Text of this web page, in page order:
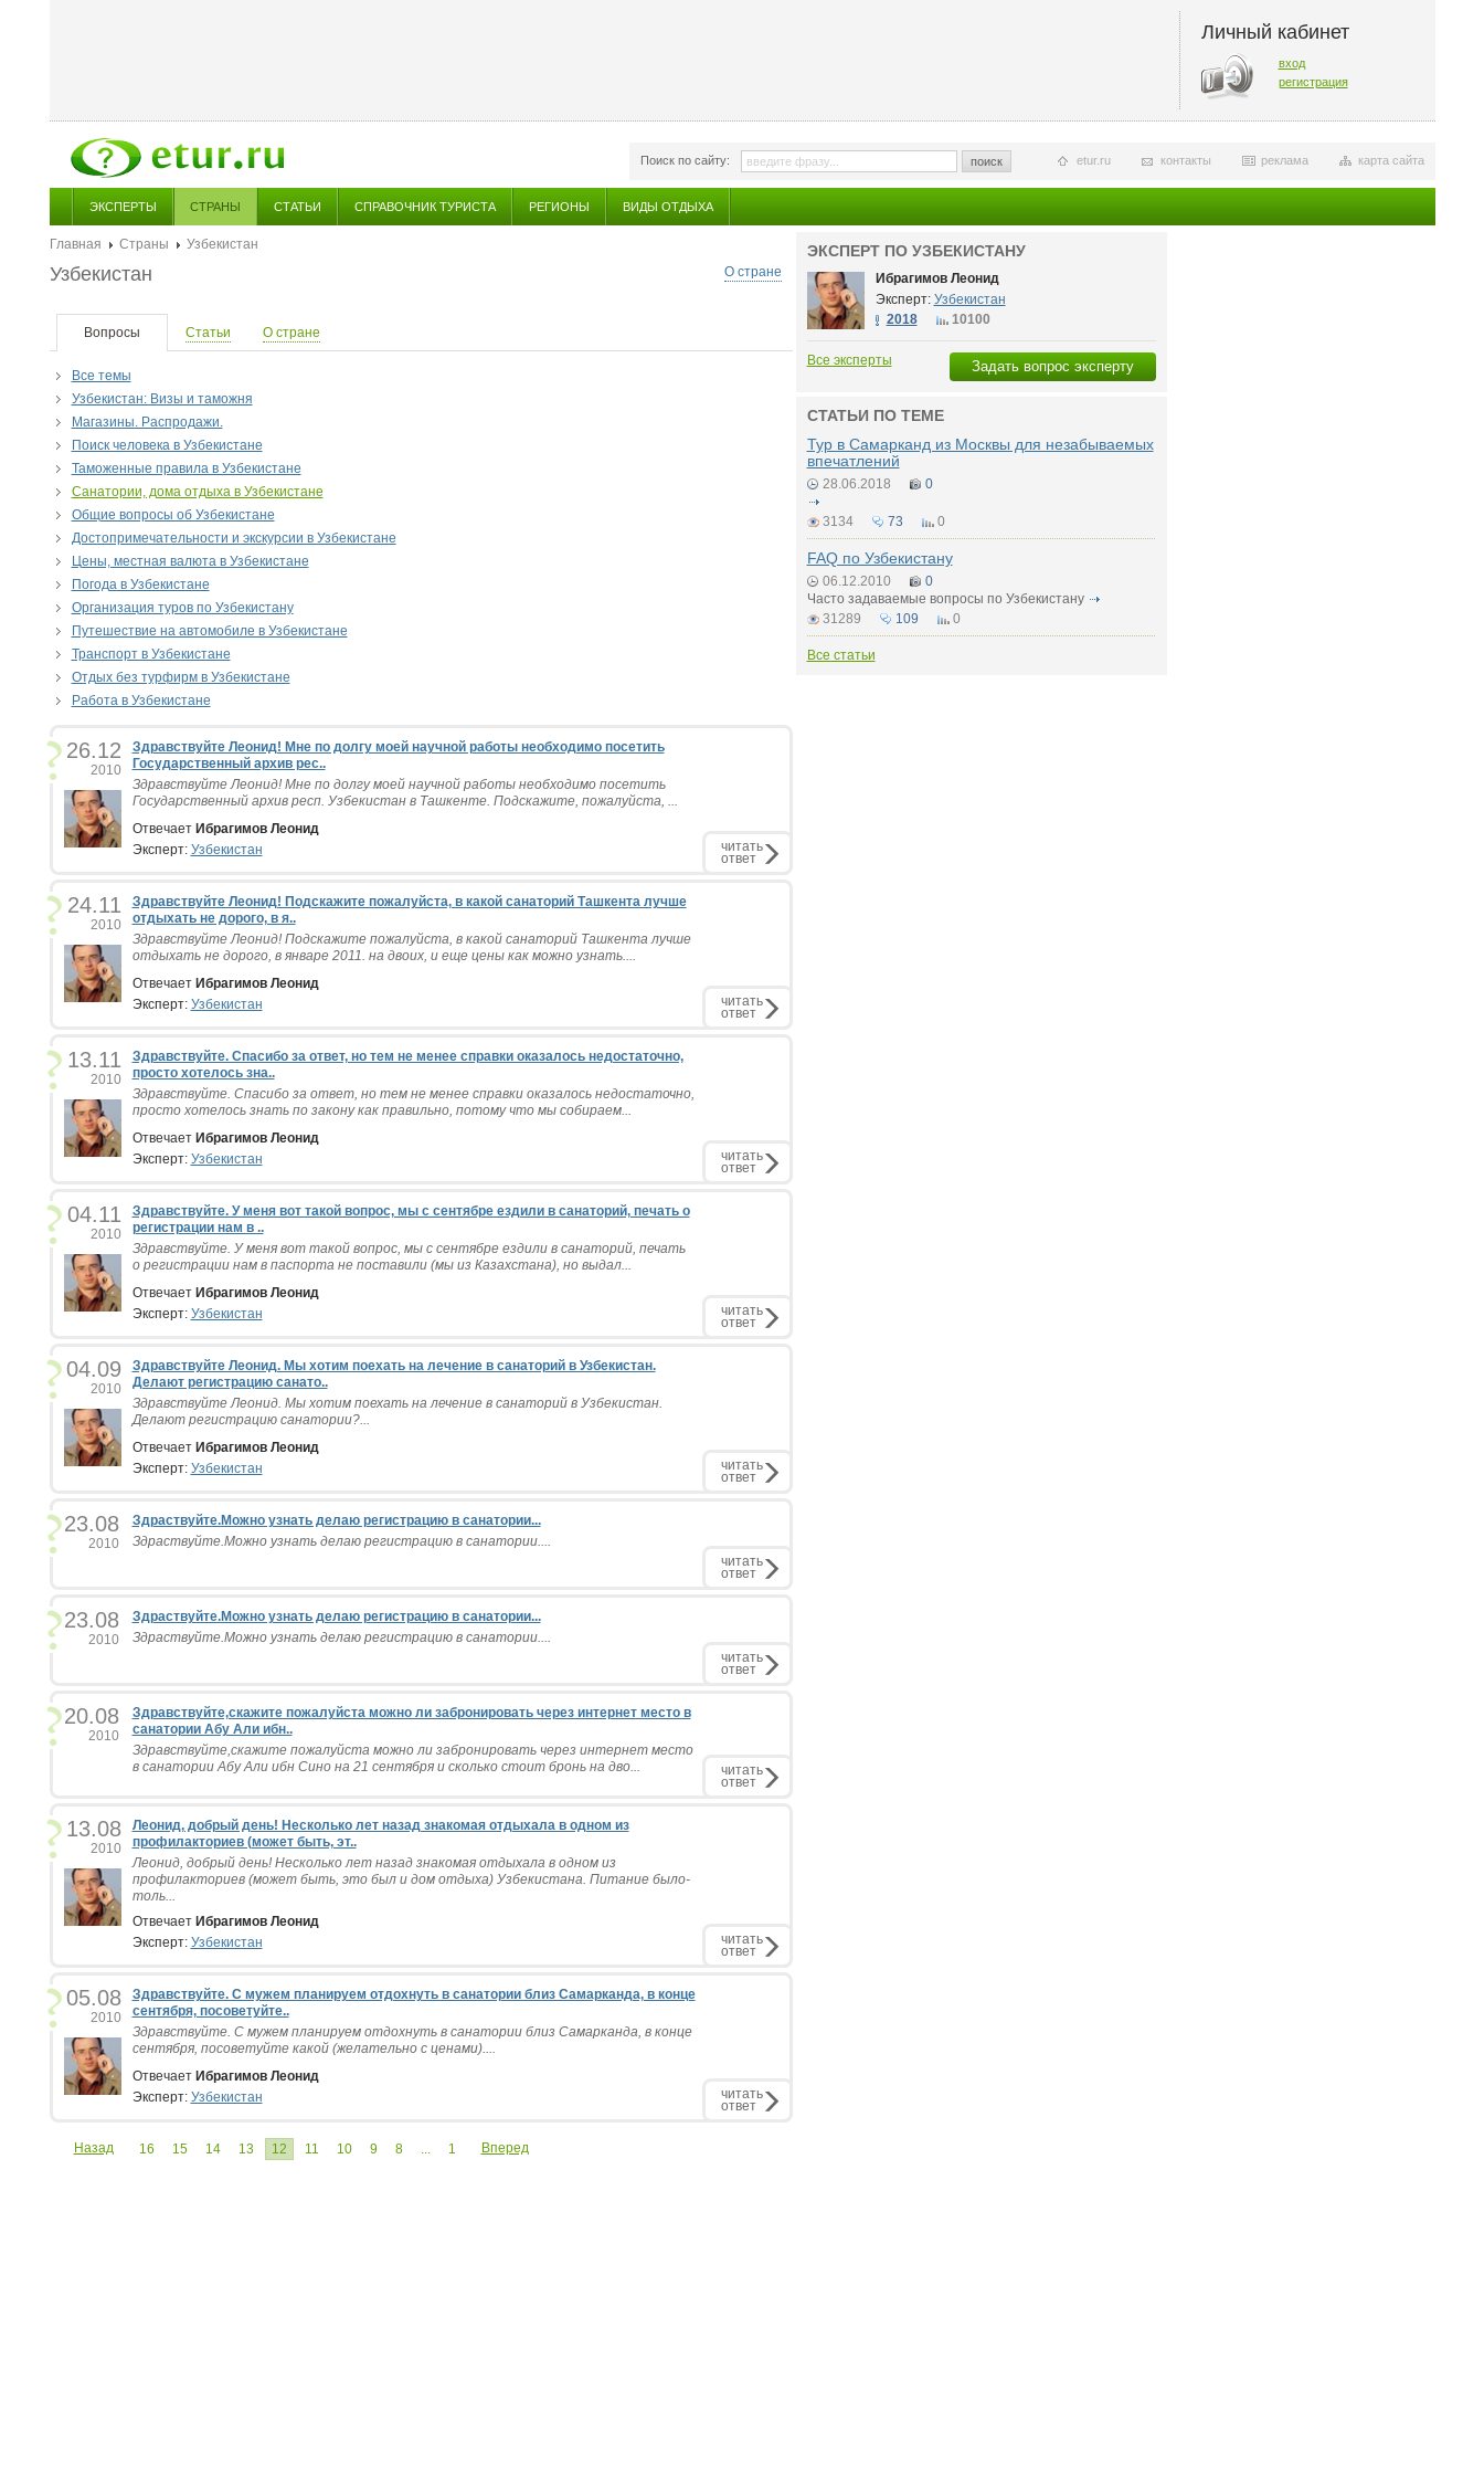
Личный кабинет
вход
регистрация
Поиск по сайту: поиск карта сайта
реклама
контакты
etur.ru
ЭКСПЕРТЫ СТРАНЫ СТАТЬИ СПРАВОЧНИК ТУРИСТА РЕГИОНЫ ВИДЫ ОТДЫХА
Главная Страны
Узбекистан
О стране
Узбекистан
Вопросы Статьи О стране
Все темы
Узбекистан: Визы и таможня
Магазины. Распродажи.
Поиск человека в Узбекистане
Таможенные правила в Узбекистане
Санатории, дома отдыха в Узбекистане
Общие вопросы об Узбекистане
Достопримечательности и экскурсии в Узбекистане
Цены, местная валюта в Узбекистане
Погода в Узбекистане
Организация туров по Узбекистану
Путешествие на автомобиле в Узбекистане
Транспорт в Узбекистане
Отдых без турфирм в Узбекистане
Работа в Узбекистане
26.12
2010
Здравствуйте Леонид! Мне по долгу моей научной работы необходимо посетить
Государственный архив рес..
Здравствуйте Леонид! Мне по долгу моей научной работы необходимо посетить
Государственный архив респ. Узбекистан в Ташкенте. Подскажите, пожалуйста, ...
Отвечает Ибрагимов Леонид
Эксперт: Узбекистан читать
ответ
24.11
2010
Здравствуйте Леонид! Подскажите пожалуйста, в какой санаторий Ташкента лучше
отдыхать не дорого, в я..
Здравствуйте Леонид! Подскажите пожалуйста, в какой санаторий Ташкента лучше
отдыхать не дорого, в январе 2011. на двоих, и еще цены как можно узнать....
Отвечает Ибрагимов Леонид
Эксперт: Узбекистан читать
ответ
13.11
2010
Здравствуйте. Спасибо за ответ, но тем не менее справки оказалось недостаточно,
просто хотелось зна..
Здравствуйте. Спасибо за ответ, но тем не менее справки оказалось недостаточно,
просто хотелось знать по закону как правильно, потому что мы собираем...
Отвечает Ибрагимов Леонид
Эксперт: Узбекистан читать
ответ
04.11
2010
Здравствуйте. У меня вот такой вопрос, мы с сентябре ездили в санаторий, печать о
регистрации нам в ..
Здравствуйте. У меня вот такой вопрос, мы с сентябре ездили в санаторий, печать
о регистрации нам в паспорта не поставили (мы из Казахстана), но выдал...
Отвечает Ибрагимов Леонид
Эксперт: Узбекистан читать
ответ
04.09
2010
Здравствуйте Леонид. Мы хотим поехать на лечение в санаторий в Узбекистан.
Делают регистрацию санато..
Здравствуйте Леонид. Мы хотим поехать на лечение в санаторий в Узбекистан.
Делают регистрацию санатории?...
Отвечает Ибрагимов Леонид
Эксперт: Узбекистан читать
ответ
23.08
2010
Здраствуйте.Можно узнать делаю регистрацию в санатории...
Здраствуйте.Можно узнать делаю регистрацию в санатории....
читать
ответ
23.08
2010
Здраствуйте.Можно узнать делаю регистрацию в санатории...
Здраствуйте.Можно узнать делаю регистрацию в санатории....
читать
ответ
20.08
2010
Здравствуйте,скажите пожалуйста можно ли забронировать через интернет место в
санатории Абу Али ибн..
Здравствуйте,скажите пожалуйста можно ли забронировать через интернет место
в санатории Абу Али ибн Сино на 21 сентября и сколько стоит бронь на дво...
читать
ответ
13.08
2010
Леонид, добрый день! Несколько лет назад знакомая отдыхала в одном из
профилакториев (может быть, эт..
Леонид, добрый день! Несколько лет назад знакомая отдыхала в одном из
профилакториев (может быть, это был и дом отдыха) Узбекистана. Питание было-
толь...
Отвечает Ибрагимов Леонид
Эксперт: Узбекистан читать
ответ
05.08
2010
Здравствуйте. С мужем планируем отдохнуть в санатории близ Самарканда, в конце
сентября, посоветуйте..
Здравствуйте. С мужем планируем отдохнуть в санатории близ Самарканда, в конце
сентября, посоветуйте какой (желательно с ценами)....
Отвечает Ибрагимов Леонид
Эксперт: Узбекистан читать
ответ
Назад 16 15 14 13 12 11 10 9 8 ... 1 Вперед
ЭКСПЕРТ ПО УЗБЕКИСТАНУ
Ибрагимов Леонид
Эксперт: Узбекистан
2018
10100
Задать вопрос эксперту
Все эксперты
СТАТЬИ ПО ТЕМЕ
Тур в Самарканд из Москвы для незабываемых
впечатлений
28.06.2018 0
3134 73 0
FAQ по Узбекистану
06.12.2010
0
Часто задаваемые вопросы по Узбекистану
31289
109 0
Все статьи